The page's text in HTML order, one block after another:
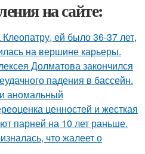
на сайте:
ей было 36-37 лет,
на вершине карьеры.
Долматова закончился
падения в бассейн.
аномальный
ценностей и жесткая
парней на 10 лет раньше.
что жалеет о